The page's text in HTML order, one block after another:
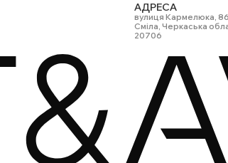
АДРЕСА
вулиця Кармелюка,
Сміла, Черкаська
20706